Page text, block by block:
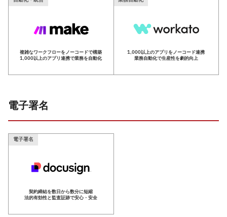
複雑なワークフローをノーコードで構築
1,000以上のアプリ連携で業務を自動化
1,000以上のアプリをノーコード連携
業務自動化で生産性を劇的向上
電子署名
電子署名
契約締結を数日から数分に短縮
法的有効性と監査証跡で安心・安全